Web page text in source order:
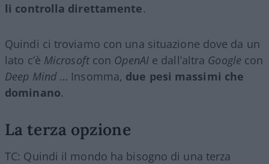
li controlla direttamente.
Quindi ci troviamo con una situazione dove da un
lato c’è Microsoftcon OpenAIe dall’altra Google con
Deep Mind… Insomma, due pesi massimi che
dominano.
La terza opzione
TC: Quindi il mondo ha bisogno di una terza